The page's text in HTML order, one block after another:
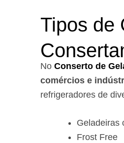
Tipos de
No Conserto de
comércios e
refrigeradores de
Geladeiras
Frost Free